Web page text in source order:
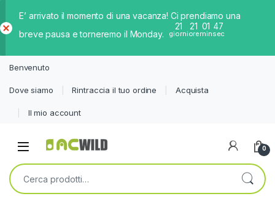
E’ arrivato il momento di una vacanza! Ci prendiamo una
breve pausa e torneremo il Monday.
21
giorni
21
ore
01
min
47
sec
iud
Benvenuto
Dove siamo Rintraccia il tuo ordine Acquista
Il mio account
0
Cerca: